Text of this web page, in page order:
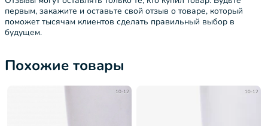
первым, закажите и оставьте свой отзыв о товаре, который
поможет тысячам клиентов сделать правильный выбор в
будущем.
Похожие товары
10-12 10-12